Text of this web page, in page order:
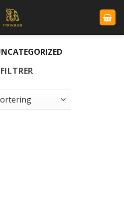
FILTRER